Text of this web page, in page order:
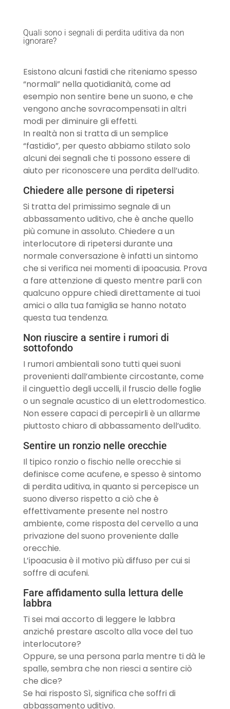
Quali sono i segnali di perdita uditiva da non
ignorare?
Esistono alcuni fastidi che riteniamo spesso
“normali” nella quotidianità, come ad
esempio non sentire bene un suono, e che
vengono anche sovracompensati in altri
modi per diminuire gli effetti.
In realtà non si tratta di un semplice
“fastidio”, per questo abbiamo stilato solo
alcuni dei segnali che ti possono essere di
aiuto per riconoscere una perdita dell’udito.
Chiedere alle persone di ripetersi
Si tratta del primissimo segnale di un
abbassamento uditivo, che è anche quello
più comune in assoluto. Chiedere a un
interlocutore di ripetersi durante una
normale conversazione è infatti un sintomo
che si verifica nei momenti di ipoacusia. Prova
a fare attenzione di questo mentre parli con
qualcuno oppure chiedi direttamente ai tuoi
amici o alla tua famiglia se hanno notato
questa tua tendenza.
Non riuscire a sentire i rumori di
sottofondo
I rumori ambientali sono tutti quei suoni
provenienti dall’ambiente circostante, come
il cinguettìo degli uccelli, il fruscio delle foglie
o un segnale acustico di un elettrodomestico.
Non essere capaci di percepirli è un allarme
piuttosto chiaro di abbassamento dell’udito.
Sentire un ronzio nelle orecchie
Il tipico ronzio o fischio nelle orecchie si
definisce come acufene, e spesso è sintomo
di perdita uditiva, in quanto si percepisce un
suono diverso rispetto a ciò che è
effettivamente presente nel nostro
ambiente, come risposta del cervello a una
privazione del suono proveniente dalle
orecchie.
L’ipoacusia è il motivo più diffuso per cui si
soffre di acufeni.
Fare affidamento sulla lettura delle
labbra
Ti sei mai accorto di leggere le labbra
anziché prestare ascolto alla voce del tuo
interlocutore?
Oppure, se una persona parla mentre ti dà le
spalle, sembra che non riesci a sentire ciò
che dice?
Se hai risposto Sì, significa che soffri di
abbassamento uditivo.